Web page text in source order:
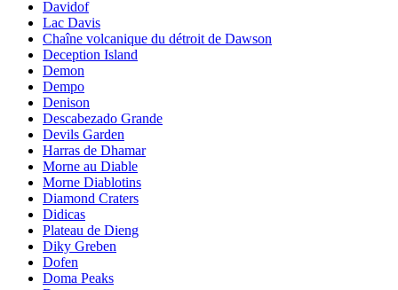
Davidof
Lac Davis
Chaîne volcanique du détroit de Dawson
Deception Island
Demon
Dempo
Denison
Descabezado Grande
Devils Garden
Harras de Dhamar
Morne au Diable
Morne Diablotins
Diamond Craters
Didicas
Plateau de Dieng
Diky Greben
Dofen
Doma Peaks